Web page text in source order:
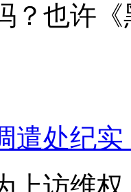
？也许
处纪实